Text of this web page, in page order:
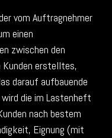
vom Auftragnehmer
einen
zwischen den
Kunden erstelltes,
darauf aufbauende
die im Lastenheft
nach bestem
Eignung (mit